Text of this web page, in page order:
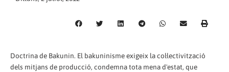
Doctrina de Bakunin. El bakuninisme exigeix la col·lectivització
dels mitjans de producció, condemna tota mena d'estat, que